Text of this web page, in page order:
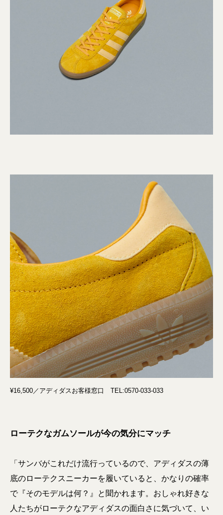
¥16,500／アディダスお客様窓口 TEL:0570-033-033
ローテクなガムソールが今の気分にマッチ
「サンバがこれだけ流行っているので、アディダスの薄
底のローテクスニーカーを履いていると、かなりの確率
で『そのモデルは何？』と聞かれます。おしゃれ好きな
人たちがローテクなアディダスの面白さに気づいて、い